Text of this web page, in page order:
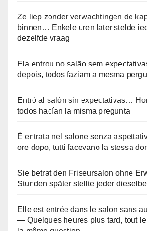
Ze liep zonder verwachtingen de
binnen… Enkele uren later stelde
dezelfde vraag
Ela entrou no salão sem
depois, todos faziam a mesma
Entró al salón sin expectativas…
todos hacían la misma pregunta
È entrata nel salone senza
ore dopo, tutti facevano la stessa
Sie betrat den Friseursalon ohne
Stunden später stellte jeder
Elle est entrée dans le salon sans
— Quelques heures plus tard, tout